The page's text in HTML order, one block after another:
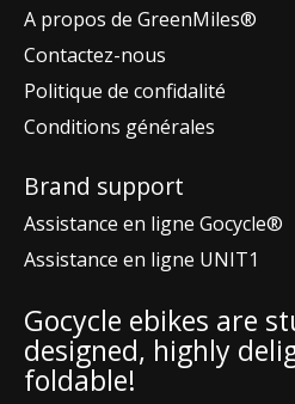
A propos de GreenMiles®
Contactez-nous
Politique de confidalité
Conditions générales
Brand support
Assistance en ligne Gocycle®
Assistance en ligne UNIT1
Gocycle ebikes are
designed, highly
foldable!